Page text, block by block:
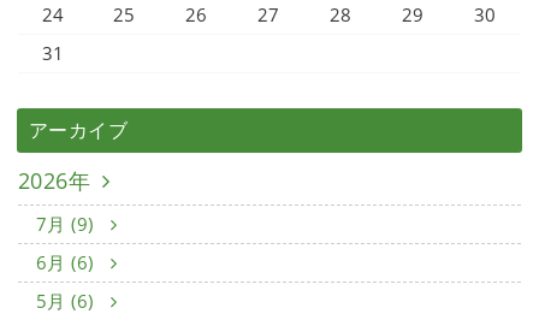
24
25 26 27 28 29
30
31
アーカイブ
2026年
7月 (9)
6月 (6)
5月 (6)